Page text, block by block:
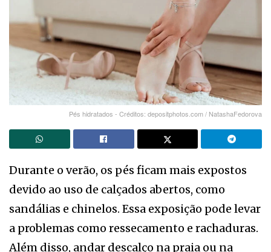
Pés hidratados - Créditos: depositphotos.com / NatashaFedorova
Durante o verão, os pés ficam mais expostos
devido ao uso de calçados abertos, como
sandálias e chinelos. Essa exposição pode levar
a problemas como ressecamento e rachaduras.
Além disso, andar descalço na praia ou na